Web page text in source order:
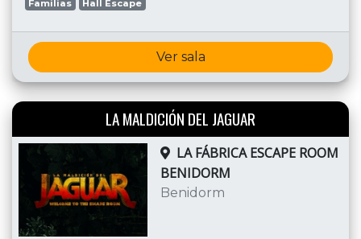
Familias
Hall Escape
Ver sala
LA MALDICIÓN DEL JAGUAR
LA FÁBRICA ESCAPE ROOM
BENIDORM
Benidorm